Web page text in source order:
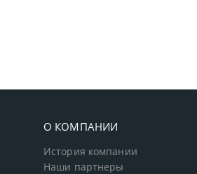
О КОМПАНИИ
История компании
Наши партнеры